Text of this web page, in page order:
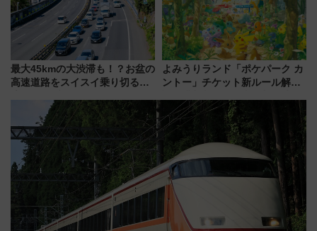
最大45kmの大渋滞も！？お盆の
高速道路をスイスイ乗り切る快
よみうりランド「ポケパーク カ
ントー」チケット新ルール解
本人確認が11月スタート